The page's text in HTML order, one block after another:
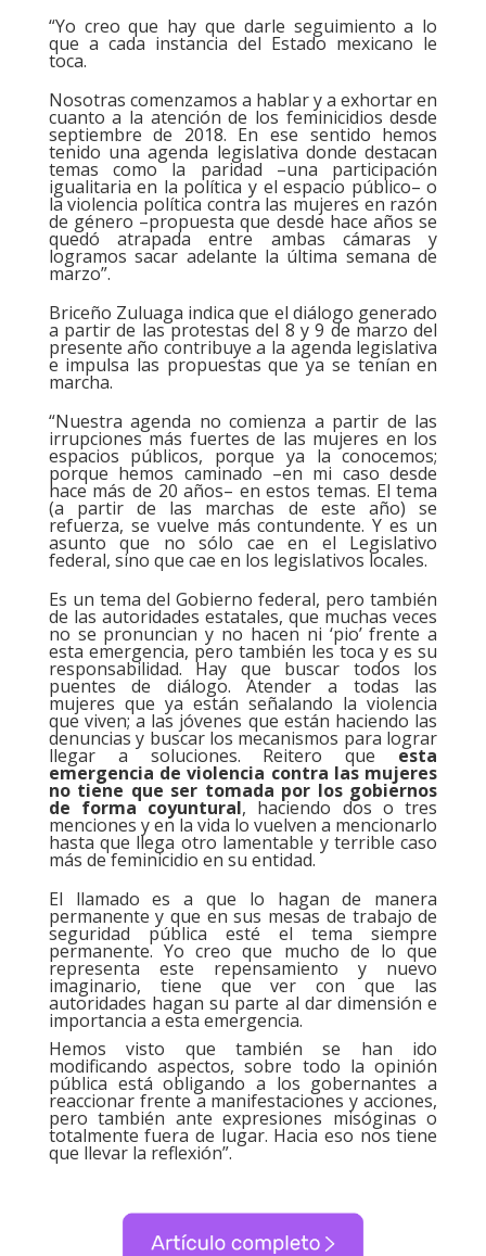
“Yo creo que hay que darle seguimiento a lo
que a cada instancia del Estado mexicano le
toca.
Nosotras comenzamos a hablar y a exhortar en
cuanto a la atención de los feminicidios desde
septiembre de 2018. En ese sentido hemos
tenido una agenda legislativa donde destacan
temas como la paridad –una participación
igualitaria en la política y el espacio público– o
la violencia política contra las mujeres en razón
de género –propuesta que desde hace años se
quedó atrapada entre ambas cámaras y
logramos sacar adelante la última semana de
marzo”.
Briceño Zuluaga indica que el diálogo generado
a partir de las protestas del 8 y 9 de marzo del
presente año contribuye a la agenda legislativa
e impulsa las propuestas que ya se tenían en
marcha.
“Nuestra agenda no comienza a partir de las
irrupciones más fuertes de las mujeres en los
espacios públicos, porque ya la conocemos;
porque hemos caminado –en mi caso desde
hace más de 20 años– en estos temas. El tema
(a partir de las marchas de este año) se
refuerza, se vuelve más contundente. Y es un
asunto que no sólo cae en el Legislativo
federal, sino que cae en los legislativos locales.
Es un tema del Gobierno federal, pero también
de las autoridades estatales, que muchas veces
no se pronuncian y no hacen ni ‘pio’ frente a
esta emergencia, pero también les toca y es su
responsabilidad. Hay que buscar todos los
puentes de diálogo. Atender a todas las
mujeres que ya están señalando la violencia
que viven; a las jóvenes que están haciendo las
denuncias y buscar los mecanismos para lograr
llegar a soluciones. Reitero que esta
emergencia de violencia contra las mujeres
no tiene que ser tomada por los gobiernos
de forma coyuntural, haciendo dos o tres
menciones y en la vida lo vuelven a mencionarlo
hasta que llega otro lamentable y terrible caso
más de feminicidio en su entidad.
El llamado es a que lo hagan de manera
permanente y que en sus mesas de trabajo de
seguridad pública esté el tema siempre
permanente. Yo creo que mucho de lo que
representa este repensamiento y nuevo
imaginario, tiene que ver con que las
autoridades hagan su parte al dar dimensión e
importancia a esta emergencia.
Hemos visto que también se han ido
modificando aspectos, sobre todo la opinión
pública está obligando a los gobernantes a
reaccionar frente a manifestaciones y acciones,
pero también ante expresiones misóginas o
totalmente fuera de lugar. Hacia eso nos tiene
que llevar la reflexión”.